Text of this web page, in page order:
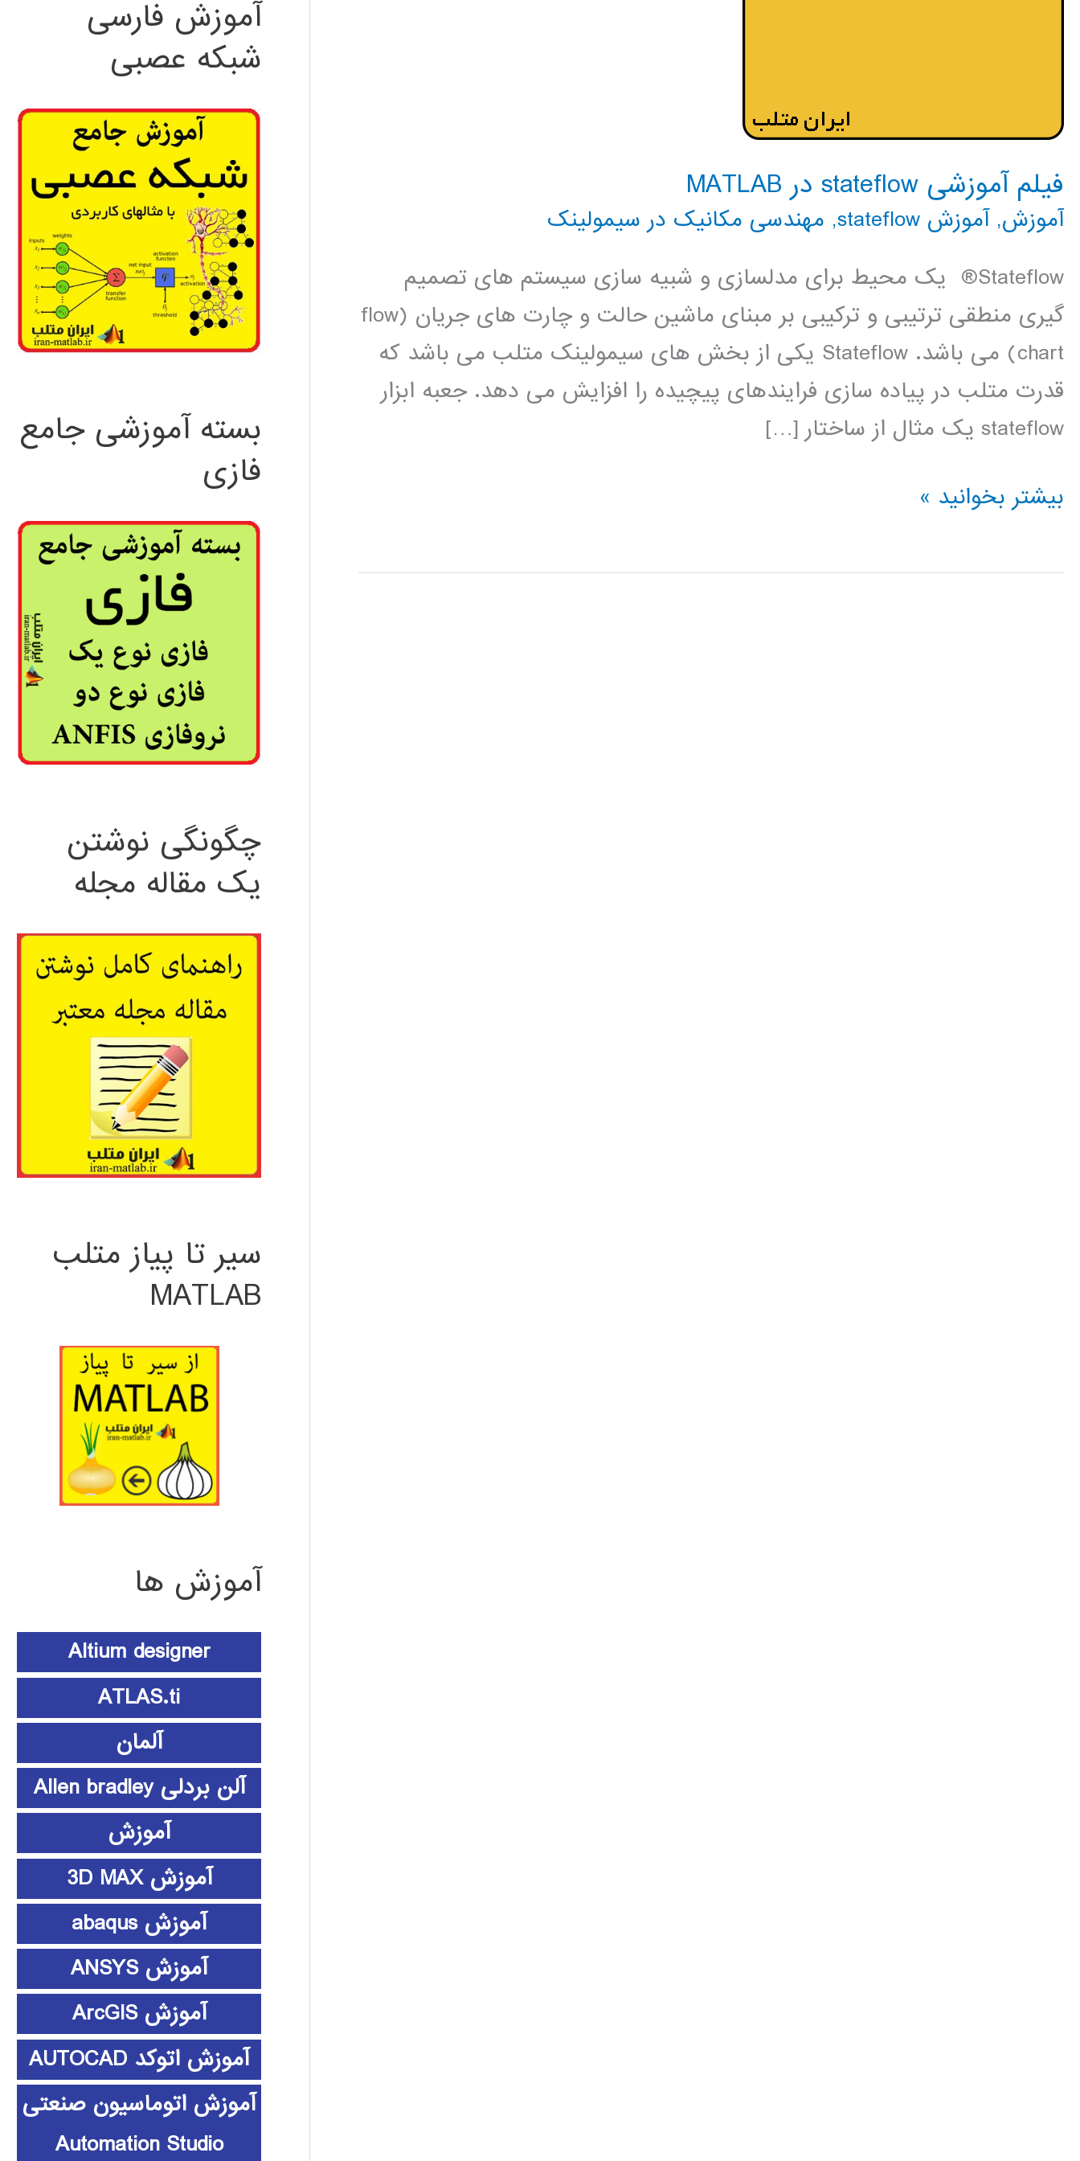
فیلم آموزشی stateflow در MATLAB
آموزش,آموزش stateflow , مهندسی مکانیک در سیمولینک
Stateflow® یک محیط برای مدلسازی و شبیه سازی سیستم های تصمیم
گیری منطقی ترتیبی و ترکیبی بر مبنای ماشین حالت و چارت های جریان (flow
chart) می باشد. Stateflow یکی از بخش های سیمولینک متلب می باشد که
قدرت متلب در پیاده سازی فرایندهای پیچیده را افزایش می دهد. جعبه ابزار
stateflow يک مثال از ساختار […]
فیلم
stateflow
بیشتر بخوانید »
آموزش فارسی
شبکه عصبی
بسته آموزشی جامع
فازی
چگونگی نوشتن
یک مقاله مجله
سیر تا پیاز متلب
MATLAB
آموزش ها
Altium designer
ATLAS.ti
آلمان
آلن بردلی Allen bradley
آموزش
آموزش 3D MAX
آموزش abaqus
آموزش ANSYS
آموزش ArcGIS
آموزش اتوکد AUTOCAD
آموزش اتوماسیون صنعتی
Automation Studio